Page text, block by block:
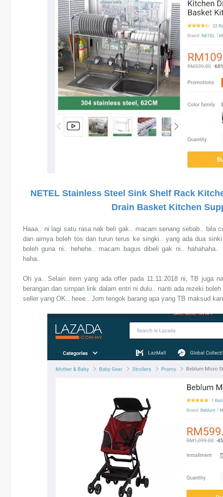
NETEL Stainless Steel Sink Shelf Rack
Drain Basket Kitchen
Haaa.. ni lagi satu rasa nak beli gak.. macam senang sebab.. bila
dan airnya boleh tos dan turun terus ke singki.. yang ada dua
boleh guna ni.. hehehe.. macam bagus dibeli gak ni..
haha..
Oh ya.. Selain item yang ada offer pada 11.11.2018 ni, TB juga
berangan dan simpan link dalam entri ni dulu.. nanti ada rezeki
seller yang OK.. heee.. Jom tengok barang apa yang TB maksud